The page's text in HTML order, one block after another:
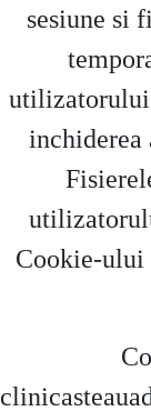
sesiune si
utilizatorului
Cookie-ului